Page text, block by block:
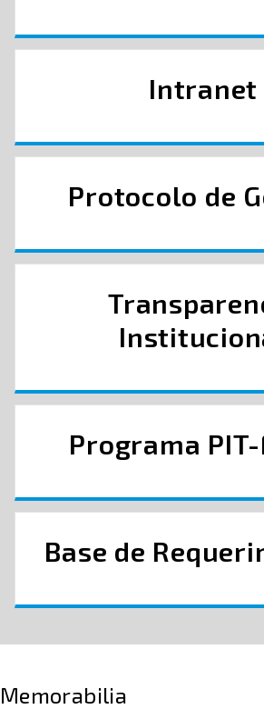
Intranet
Protocolo de
Programa PIT-
Base de
Memorabilia